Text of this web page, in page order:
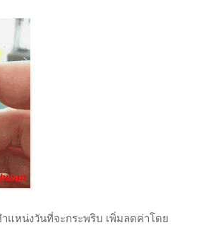
แหน่งวันที่จะกระพริบ เพิ่มลดค่าโดย